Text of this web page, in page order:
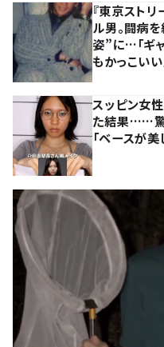
『東京ストリ
ル男。闘病
姿”に…「ギャ
もかっこいい
スッピン女
た結果……驚
「ベースが美